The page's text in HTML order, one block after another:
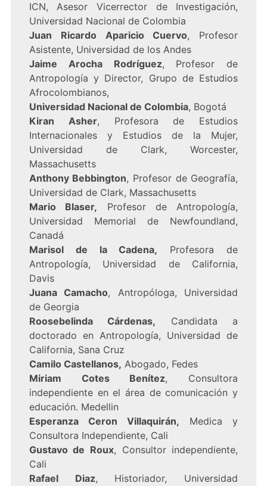
ICN, Asesor Vicerrector de Investigación,
Universidad Nacional de Colombia
Juan Ricardo Aparicio Cuervo, Profesor
Asistente, Universidad de los Andes
Jaime Arocha Rodríguez, Profesor de
Antropología y Director, Grupo de Estudios
Afrocolombianos,
Universidad Nacional de Colombia, Bogotá
Kiran Asher, Profesora de Estudios
Internacionales y Estudios de la Mujer,
Universidad de Clark, Worcester,
Massachusetts
Anthony Bebbington, Profesor de Geografía,
Universidad de Clark, Massachusetts
Mario Blaser, Profesor de Antropología,
Universidad Memorial de Newfoundland,
Canadá
Marisol de la Cadena, Profesora de
Antropología, Universidad de California,
Davis
Juana Camacho, Antropóloga, Universidad
de Georgia
Roosebelinda Cárdenas, Candidata a
doctorado en Antropología, Universidad de
California, Sana Cruz
Camilo Castellanos, Abogado, Fedes
Miriam Cotes Benítez, Consultora
independiente en el área de comunicación y
educación. Medellin
Esperanza Ceron Villaquirán, Medica y
Consultora Independiente, Cali
Gustavo de Roux, Consultor independiente,
Cali
Rafael Diaz, Historiador, Universidad